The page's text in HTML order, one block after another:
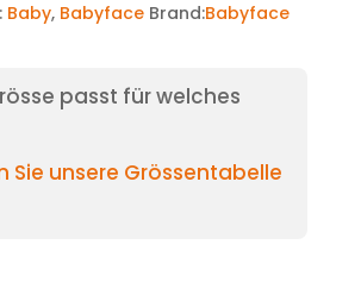
Baby, Babyface Brand:Babyface
passt für welches
Sie unsere Grössentabelle